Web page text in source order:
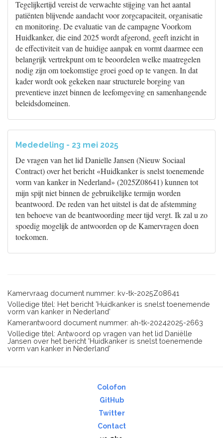
Tegelijkertijd vereist de verwachte stijging van het aantal
patiënten blijvende aandacht voor zorgcapaciteit, organisatie
en monitoring. De evaluatie van de campagne Voorkom
Huidkanker, die eind 2025 wordt afgerond, geeft inzicht in
de effectiviteit van de huidige aanpak en vormt daarmee een
belangrijk vertrekpunt om te beoordelen welke maatregelen
nodig zijn om toekomstige groei goed op te vangen. In dat
kader wordt ook gekeken naar structurele borging van
preventieve inzet binnen de leefomgeving en samenhangende
beleidsdomeinen.
Mededeling - 23 mei 2025
De vragen van het lid Danielle Jansen (Nieuw Sociaal
Contract) over het bericht «Huidkanker is snelst toenemende
vorm van kanker in Nederland» (2025Z08641) kunnen tot
mijn spijt niet binnen de gebruikelijke termijn worden
beantwoord. De reden van het uitstel is dat de afstemming
ten behoeve van de beantwoording meer tijd vergt. Ik zal u zo
spoedig mogelijk de antwoorden op de Kamervragen doen
toekomen.
Kamervraag document nummer: kv-tk-2025Z08641
Volledige titel: Het bericht 'Huidkanker is snelst toenemende
vorm van kanker in Nederland'
Kamerantwoord document nummer: ah-tk-20242025-2663
Volledige titel: Antwoord op vragen van het lid Daniëlle
Jansen over het bericht 'Huidkanker is snelst toenemende
vorm van kanker in Nederland'
Colofon
GitHub
Twitter
Contact